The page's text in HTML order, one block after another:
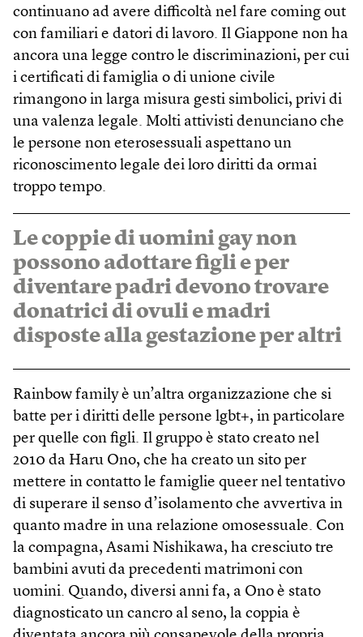
continuano ad avere difficoltà nel fare coming out
con familiari e datori di lavoro. Il Giappone non ha
ancora una legge contro le discriminazioni, per cui
i certificati di famiglia o di unione civile
rimangono in larga misura gesti simbolici, privi di
una valenza legale. Molti attivisti denunciano che
le persone non eterosessuali aspettano un
riconoscimento legale dei loro diritti da ormai
troppo tempo.
Le coppie di uomini gay non
possono adottare figli e per
diventare padri devono trovare
donatrici di ovuli e madri
disposte alla gestazione per altri
Rainbow family è un’altra organizzazione che si
batte per i diritti delle persone lgbt+, in particolare
per quelle con figli. Il gruppo è stato creato nel
2010 da Haru Ono, che ha creato un sito per
mettere in contatto le famiglie queer nel tentativo
di superare il senso d’isolamento che avvertiva in
quanto madre in una relazione omosessuale. Con
la compagna, Asami Nishikawa, ha cresciuto tre
bambini avuti da precedenti matrimoni con
uomini. Quando, diversi anni fa, a Ono è stato
diagnosticato un cancro al seno, la coppia è